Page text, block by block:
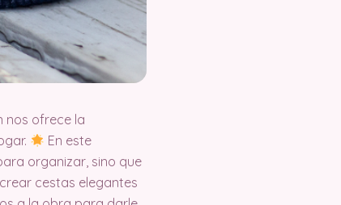
nos ofrece la
En este
organizar, sino que
cestas elegantes